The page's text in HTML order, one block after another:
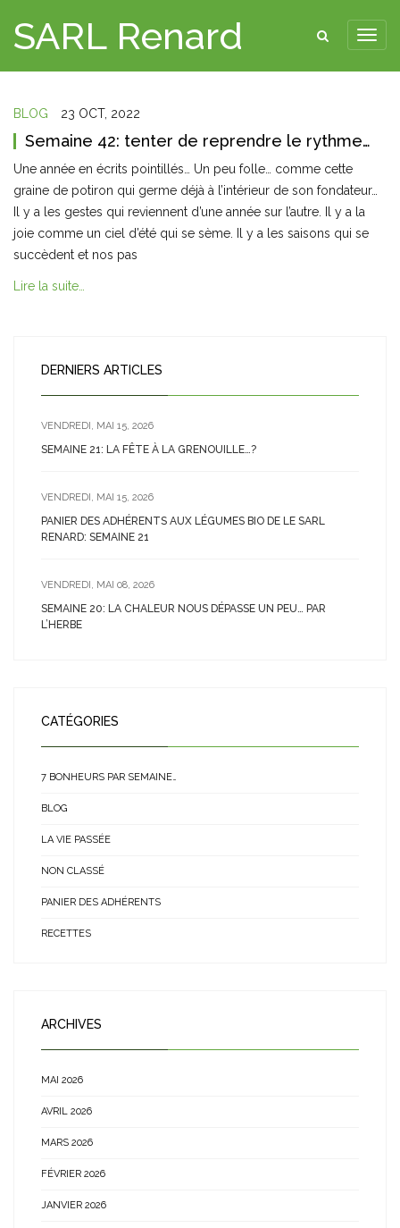
SARL Renard
BLOG 23 OCT, 2022
Semaine 42: tenter de reprendre le rythme…
Une année en écrits pointillés… Un peu folle… comme cette
graine de potiron qui germe déjà à l’intérieur de son fondateur…
Il y a les gestes qui reviennent d’une année sur l’autre. Il y a la
joie comme un ciel d’été qui se sème. Il y a les saisons qui se
succèdent et nos pas
Lire la suite…
DERNIERS ARTICLES
VENDREDI, MAI 15, 2026
SEMAINE 21: LA FÊTE À LA GRENOUILLE…?
VENDREDI, MAI 15, 2026
PANIER DES ADHÉRENTS AUX LÉGUMES BIO DE LE SARL
RENARD: SEMAINE 21
VENDREDI, MAI 08, 2026
SEMAINE 20: LA CHALEUR NOUS DÉPASSE UN PEU… PAR
L’HERBE
CATÉGORIES
7 BONHEURS PAR SEMAINE…
BLOG
LA VIE PASSÉE
NON CLASSÉ
PANIER DES ADHÉRENTS
RECETTES
ARCHIVES
MAI 2026
AVRIL 2026
MARS 2026
FÉVRIER 2026
JANVIER 2026